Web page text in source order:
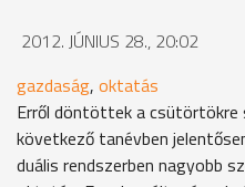
2012. JÚNIUS 28., 20:02
gazdaság, oktatás
Erről döntöttek a
következő tanévben
duális rendszerben nagyobb